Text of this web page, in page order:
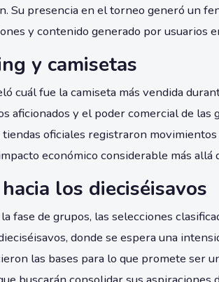
Su presencia en el torneo generó un
y contenido generado por usuarios
y camisetas
cuál fue la camiseta más vendida
aficionados y el poder comercial de las
oficiales registraron
económico considerable más allá
los dieciséisavos
fase de grupos, las selecciones
donde se espera una
las bases para lo que promete ser